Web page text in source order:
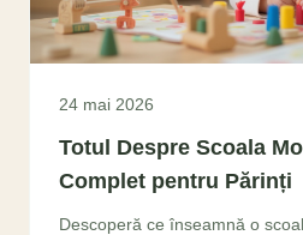
24 mai 2026
Totul Despre Scoala
Complet pentru Părinți
Descoperă ce înseamnă o